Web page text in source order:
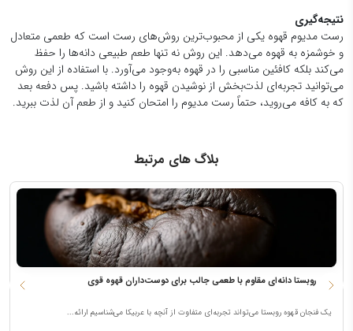
نتیجه‌گیری
رست مدیوم قهوه یکی از محبوب‌ترین روش‌های رست است که طعمی متعادل
و خوشمزه به قهوه می‌دهد. این روش نه تنها طعم طبیعی دانه‌ها را حفظ
می‌کند بلکه کافئین مناسبی را در قهوه به‌وجود می‌آورد. با استفاده از این روش
می‌توانید تجربه‌ای لذت‌بخش از نوشیدن قهوه را داشته باشید. پس دفعه بعد
که به کافه می‌روید، حتماً رست مدیوم را امتحان کنید و از طعم آن لذت ببرید.
بلاگ های مرتبط
قهوه روبستا دانه‌ای مقاوم با طعمی جالب برای دوست‌داران قهوه قوی
یک فنجان قهوه روبستا می‌تواند تجربه‌ای متفاوت از آنچه با عربیکا می‌شناسیم ارائه...